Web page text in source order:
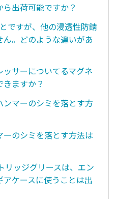
出荷可能ですか？
ですが、他の浸透性防錆
。どのような違いがあ
サーについてるマグネ
ますか？
マーのシミを落とす方
のシミを落とす方法は
リッジグリースは、エン
ケースに使うことは出